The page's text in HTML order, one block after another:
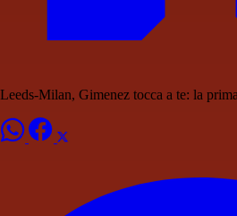
Leeds-Milan, Gimenez tocca a te: la